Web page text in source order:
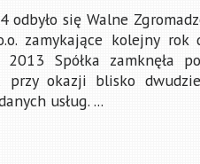
odbyło się Walne
zamykające kolejny rok
2013 Spółka zamknęła
okazji blisko
usług. ...